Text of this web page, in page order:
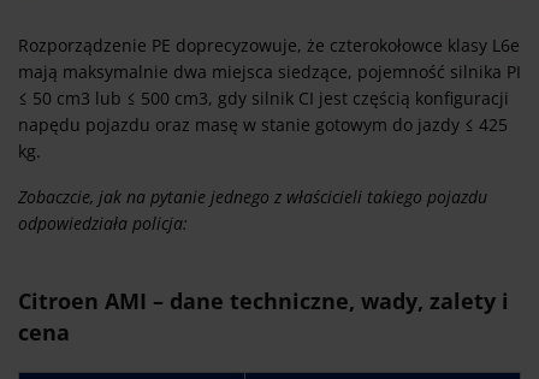
Rozporządzenie PE doprecyzowuje, że czterokołowce klasy L6e
mają maksymalnie dwa miejsca siedzące, pojemność silnika PI
≤ 50 cm3 lub ≤ 500 cm3, gdy silnik CI jest częścią konfiguracji
napędu pojazdu oraz masę w stanie gotowym do jazdy ≤ 425
kg.
Zobaczcie, jak na pytanie jednego z właścicieli takiego pojazdu
odpowiedziała policja:
Citroen AMI – dane techniczne, wady, zalety i
cena